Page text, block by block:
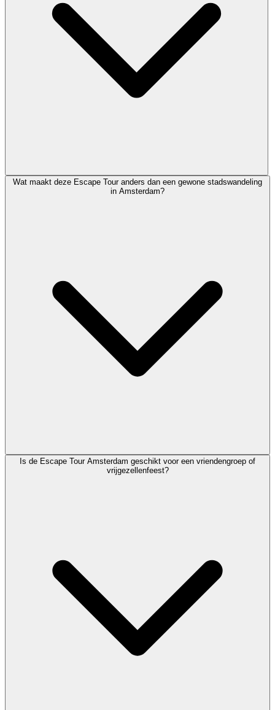
Wat maakt deze Escape Tour anders dan een gewone stadswandeling
in Amsterdam?
Is de Escape Tour Amsterdam geschikt voor een vriendengroep of
vrijgezellenfeest?